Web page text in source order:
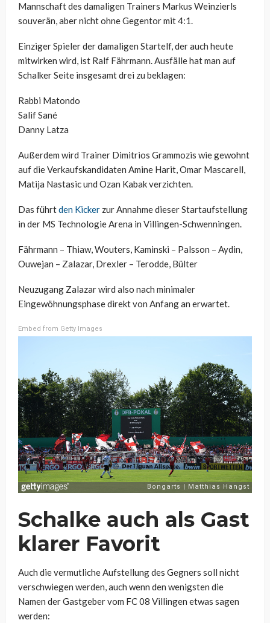
Mannschaft des damaligen Trainers Markus Weinzierls
souverän, aber nicht ohne Gegentor mit 4:1.
Einziger Spieler der damaligen Startelf, der auch heute
mitwirken wird, ist Ralf Fährmann. Ausfälle hat man auf
Schalker Seite insgesamt drei zu beklagen:
Rabbi Matondo
Salif Sané
Danny Latza
Außerdem wird Trainer Dimitrios Grammozis wie gewohnt
auf die Verkaufskandidaten Amine Harit, Omar Mascarell,
Matija Nastasic und Ozan Kabak verzichten.
Das führtden Kicker zur Annahme dieser Startaufstellung
in der MS Technologie Arena in Villingen-Schwenningen.
Fährmann – Thiaw, Wouters, Kaminski – Palsson – Aydin,
Ouwejan – Zalazar, Drexler – Terodde, Bülter
Neuzugang Zalazar wird also nach minimaler
Eingewöhnungsphase direkt von Anfang an erwartet.
Embed from Getty Images
Schalke auch als Gast
klarer Favorit
Auch die vermutliche Aufstellung des Gegners soll nicht
verschwiegen werden, auch wenn den wenigsten die
Namen der Gastgeber vom FC 08 Villingen etwas sagen
werden: